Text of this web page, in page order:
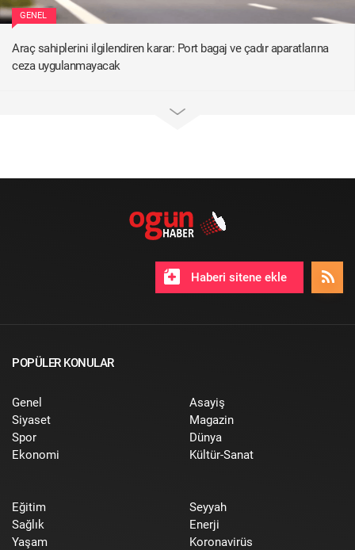
GENEL
Araç sahiplerini ilgilendiren karar: Port bagaj ve çadır aparatlarına
ceza uygulanmayacak
Haberi sitene ekle
POPÜLER KONULAR
Genel
Siyaset
Spor
Ekonomi
Asayiş
Magazin
Dünya
Kültür-Sanat
Eğitim
Sağlık
Yaşam
Seyyah
Enerji
Koronavirüs